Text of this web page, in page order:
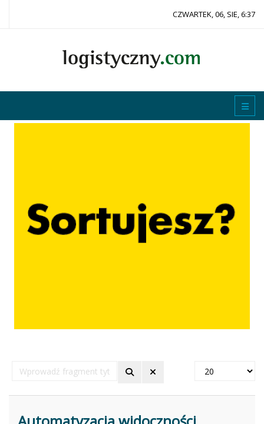
CZWARTEK, 06, SIE, 6:37
Wprowadź
fragment
Pokaż